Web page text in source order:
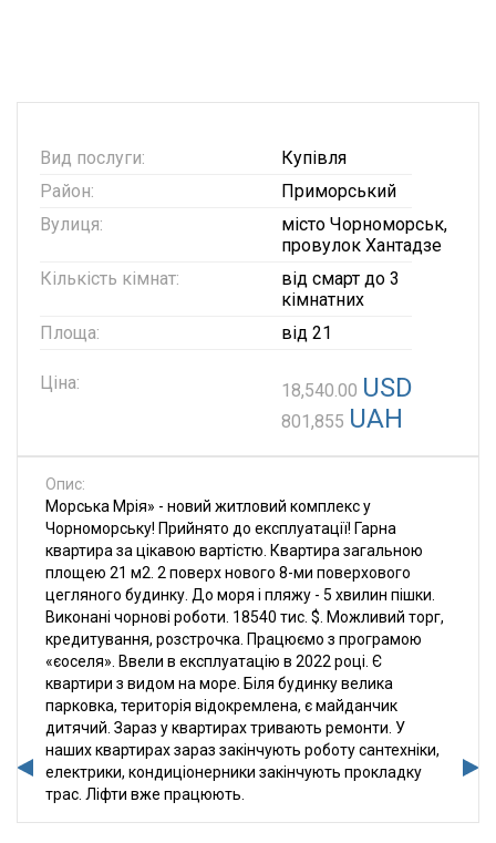
Вид послуги:
Купівля
Район:
Приморський
Вулиця:
місто Чорноморськ,
провулок Хантадзе
Кількість кімнат:
від смарт до 3
кімнатних
Площа:
від 21
Ціна: 18,540.00 USD
801,855 UAH
Опис:
Морська Мрія» - новий житловий комплекс у
Чорноморську! Прийнято до експлуатації! Гарна
квартира за цікавою вартістю. Квартира загальною
площею 21 м2. 2 поверх нового 8-ми поверхового
цегляного будинку. До моря і пляжу - 5 хвилин пішки.
Виконані чорнові роботи. 18540 тис. $. Можливий торг,
кредитування, розстрочка. Працюємо з програмою
«єоселя». Ввели в експлуатацію в 2022 році. Є
квартири з видом на море. Біля будинку велика
парковка, територія відокремлена, є майданчик
дитячий. Зараз у квартирах тривають ремонти. У
наших квартирах зараз закінчують роботу сантехніки,
електрики, кондиціонерники закінчують прокладку
трас. Ліфти вже працюють.